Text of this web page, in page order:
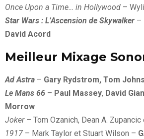
Once Upon a Time… in Hollywood –
Star Wars : L’Ascension de Skywalker –
David Acord
Meilleur Mixage
Ad Astra – Gary Rydstrom, Tom
Le Mans 66 – Paul Massey, David
Morrow
Joker– Tom Ozanich, Dean A. Zupancic
1917 – Mark Taylor et Stuart Wilson –